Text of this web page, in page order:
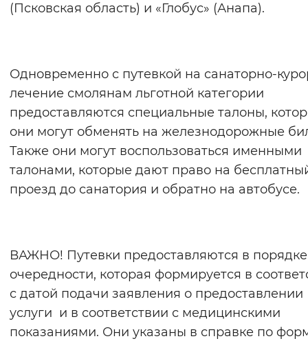
(Псковская область) и «Глобус» (Анапа).
Одновременно с путевкой на санаторно-
лечение смолянам льготной категории
предоставляются специальные талоны,
они могут обменять на железнодорожные
Также они могут воспользоваться именными
талонами, которые дают право на
проезд до санатория и обратно на автобусе.
ВАЖНО! Путевки предоставляются в порядке
очередности, которая формируется в
с датой подачи заявления о предоставлении
услуги и в соответствии с медицинскими
показаниями. Они указаны в справке по